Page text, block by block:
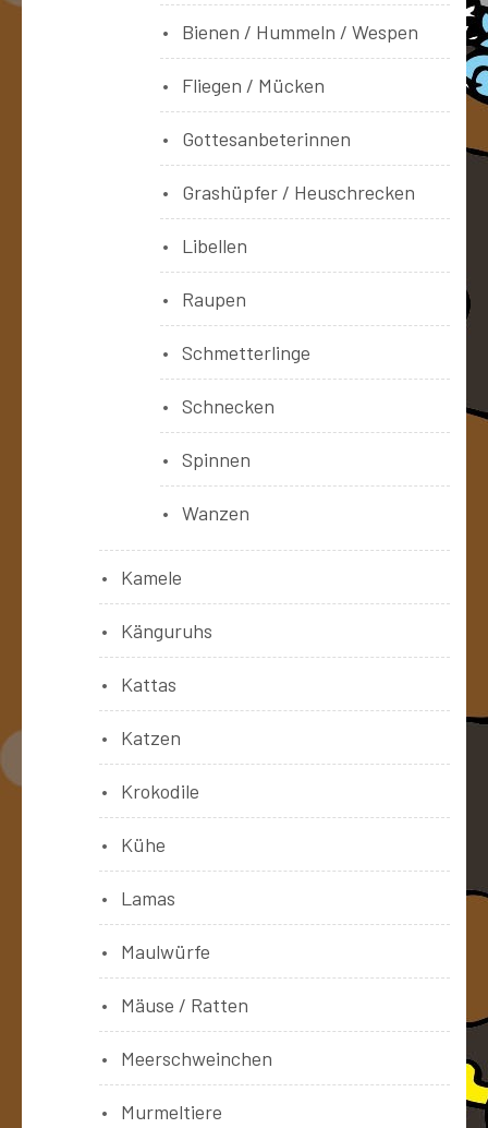
Bienen / Hummeln / Wespen
Fliegen / Mücken
Gottesanbeterinnen
Grashüpfer / Heuschrecken
Libellen
Raupen
Schmetterlinge
Schnecken
Spinnen
Wanzen
Kamele
Känguruhs
Kattas
Katzen
Krokodile
Kühe
Lamas
Maulwürfe
Mäuse / Ratten
Meerschweinchen
Murmeltiere